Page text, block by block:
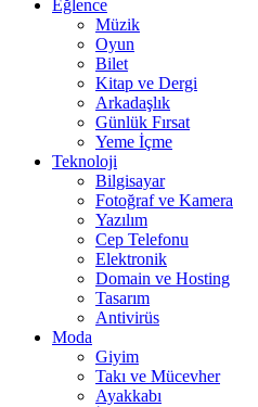
Eğlence
Müzik
Oyun
Bilet
Kitap ve Dergi
Arkadaşlık
Günlük Fırsat
Yeme İçme
Teknoloji
Bilgisayar
Fotoğraf ve Kamera
Yazılım
Cep Telefonu
Elektronik
Domain ve Hosting
Tasarım
Antivirüs
Moda
Giyim
Takı ve Mücevher
Ayakkabı